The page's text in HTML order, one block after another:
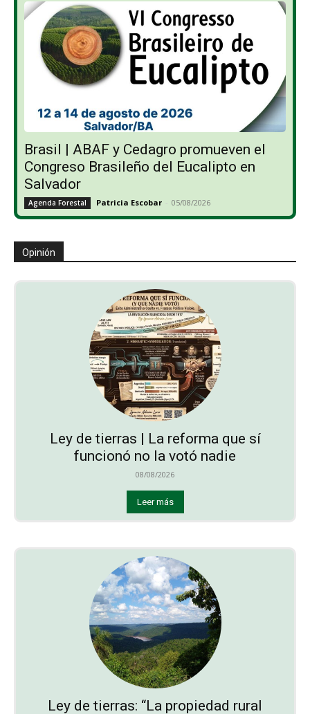
Brasil | ABAF y Cedagro promueven el
Congreso Brasileño del Eucalipto en
Salvador
Agenda Forestal Patricia Escobar - 05/08/2026
Opinión
Ley de tierras | La reforma que sí
funcionó no la votó nadie
08/08/2026
Leer más
Ley de tierras: “La propiedad rural